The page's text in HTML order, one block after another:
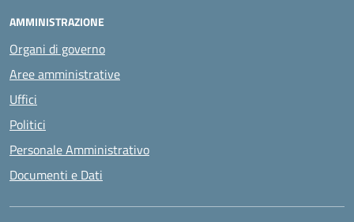
AMMINISTRAZIONE
Organi di governo
Aree amministrative
Uffici
Politici
Personale Amministrativo
Documenti e Dati